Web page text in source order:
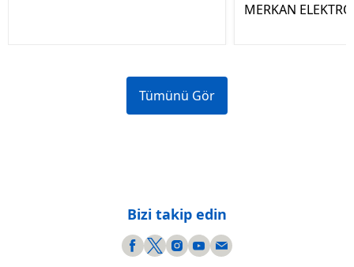
MERKAN
Tümünü Gör
Bizi takip edin